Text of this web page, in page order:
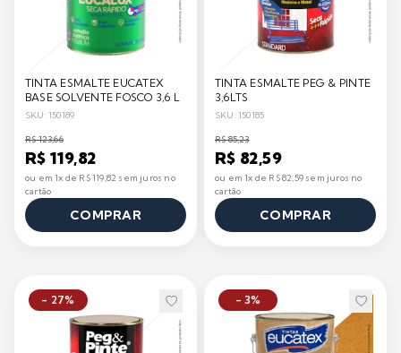
TINTA ESMALTE EUCATEX
BASE SOLVENTE FOSCO 3,6 L
SKU: 150189
R$ 123,66
R$ 119,82
ou em 1x de R$ 119,82 sem juros no
cartão
COMPRAR
TINTA ESMALTE PEG & PINTE
3,6LTS
SKU: 150185
R$ 85,23
R$ 82,59
ou em 1x de R$ 82,59 sem juros no
cartão
COMPRAR
- 27% - 3%